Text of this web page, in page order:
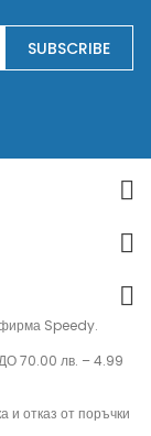
SUBSCRIBE
фирма Speedy.
70.00 лв. – 4.99
и отказ от поръчки